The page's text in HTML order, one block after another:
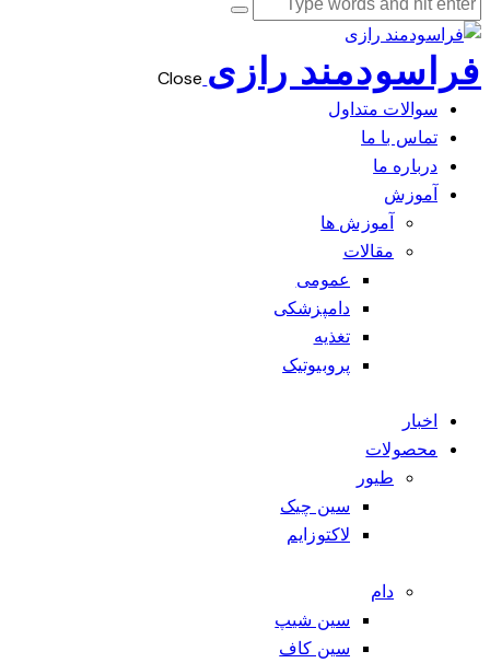
فراسودمند رازی Close
سوالات متداول
تماس با ما
درباره ما
آموزش
آموزش ها
مقالات
عمومی
دامپزشکی
تغذیه
پروبیوتیک
اخبار
محصولات
طیور
سین چیک
لاکتوزایم
دام
سین شیپ
سین کاف